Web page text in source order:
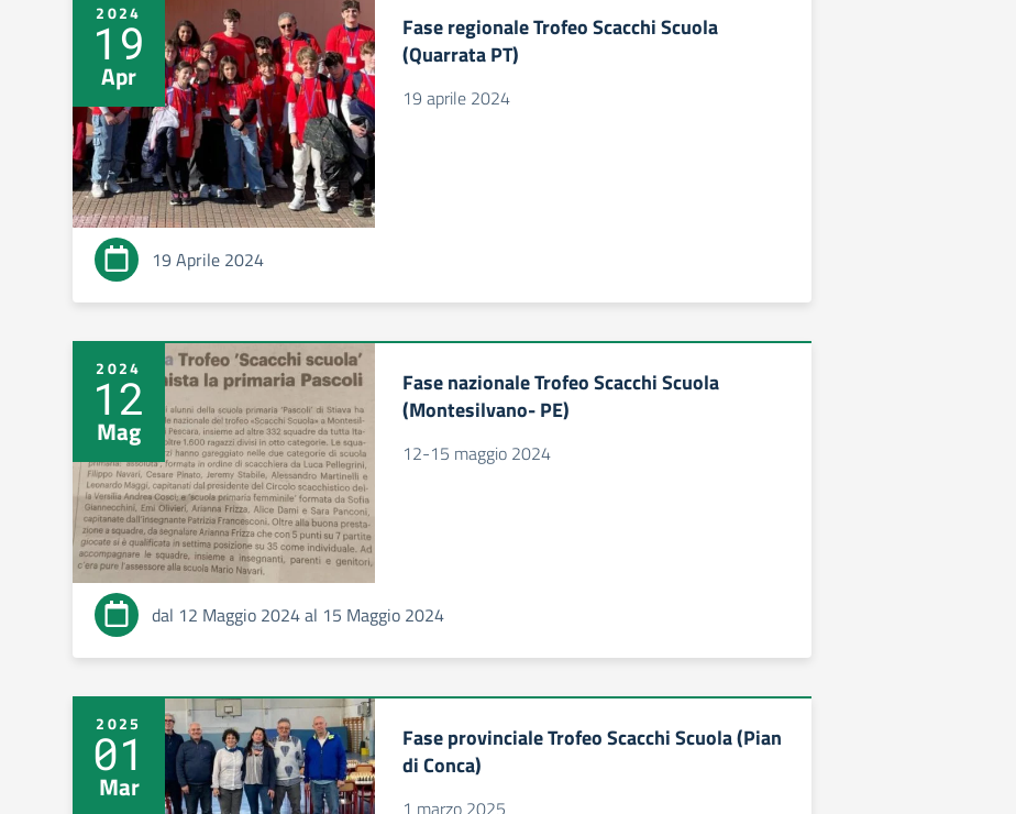
2024
19
Apr
Fase regionale Trofeo Scacchi Scuola
(Quarrata PT)
19 aprile 2024
19 Aprile 2024
2024
12
Mag
Fase nazionale Trofeo Scacchi Scuola
(Montesilvano- PE)
12-15 maggio 2024
dal 12 Maggio 2024 al 15 Maggio 2024
2025
01
Mar
Fase provinciale Trofeo Scacchi Scuola (Pian
di Conca)
1 marzo 2025